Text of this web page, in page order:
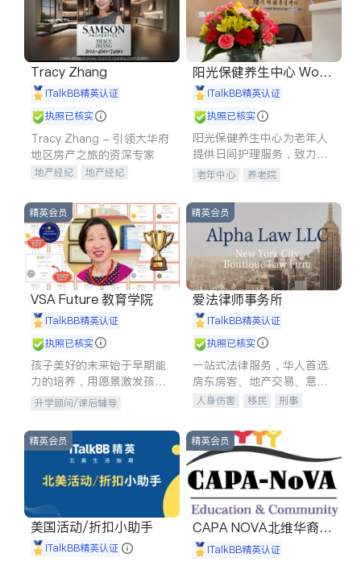
Tracy Zhang
iTalkBB精英认证
执照已核实
Tracy Zhang - 引领大华府
地区房产之旅的资深专家
地产经纪
地产经纪
商铺租售
开发商建商
阳光保健养生中心 World
shine
iTalkBB精英认证
执照已核实
阳光保健养生中心为老年人
提供日间护理服务，致力于
通过持续的护理创新来有效
老年中心 养老院
精英会员
VSA Future 教育学院
iTalkBB精英认证
执照已核实
孩子美好的未来始于早期能
力的培养，用愿景激发孩子
的学习潜力和动力。理念：
拥有成长型心态是成功的基
石。
升学顾问/课后辅导
精英会员
爱法律师事务所
iTalkBB精英认证
执照已核实
一站式法律服务，华人首选.
房东房客、地产交易、意外
伤害、车祸重伤、商业诉
建筑合同、刑事案件全包办
人身伤害 移民
刑事
信托/遗嘱
商业
索赔
律师-其它 保释
精英会员
美国活动/折扣小助手
iTalkBB精英认证
精英会员
CAPA NOVA北维华裔家
长会iTalkBB精英认证